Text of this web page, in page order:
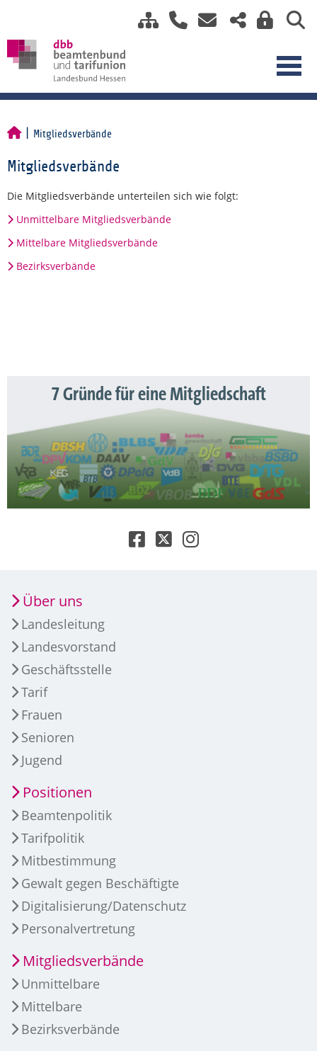
Mitgliedsverbände
Mitgliedsverbände
Die Mitgliedsverbände unterteilen sich wie folgt:
Unmittelbare Mitgliedsverbände
Mittelbare Mitgliedsverbände
Bezirksverbände
7 Gründe für eine Mitgliedschaft
Über uns
Landesleitung
Landesvorstand
Geschäftsstelle
Tarif
Frauen
Senioren
Jugend
Positionen
Beamtenpolitik
Tarifpolitik
Mitbestimmung
Gewalt gegen Beschäftigte
Digitalisierung/Datenschutz
Personalvertretung
Mitgliedsverbände
Unmittelbare
Mittelbare
Bezirksverbände